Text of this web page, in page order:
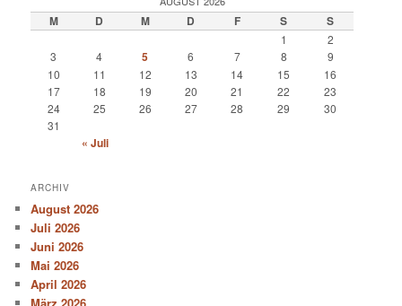
M D M D F S S
1
2
3
4 5 6 7 8
9
10
11 12 13 14 15
16
17
18 19 20 21 22
23
24
25 26 27 28 29
30
31
« Juli
ARCHIV
August 2026
Juli 2026
Juni 2026
Mai 2026
April 2026